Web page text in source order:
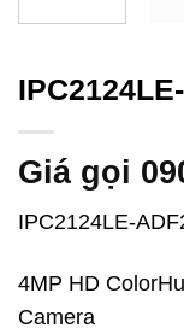
Giá gọi
IPC2124LE-
4MP HD
Camera